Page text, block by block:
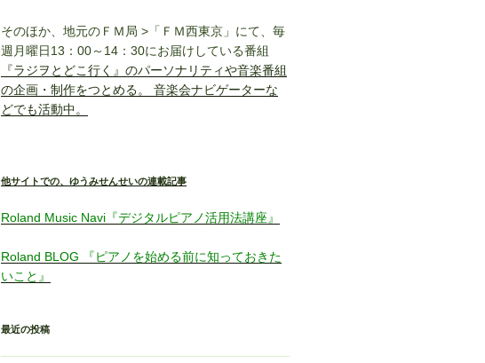
そのほか、地元のＦＭ局 >「ＦＭ西東京」にて、毎
週月曜日13：00～14：30にお届けしている番組
『ラジヲとどこ行く』のパーソナリティや音楽番組
の企画・制作をつとめる。 音楽会ナビゲーターな
どでも活動中。
他サイトでの、ゆうみせんせいの連載記事
Roland Music Navi『デジタルピアノ活用法講座』
Roland BLOG 『ピアノを始める前に知っておきた
いこと』
最近の投稿